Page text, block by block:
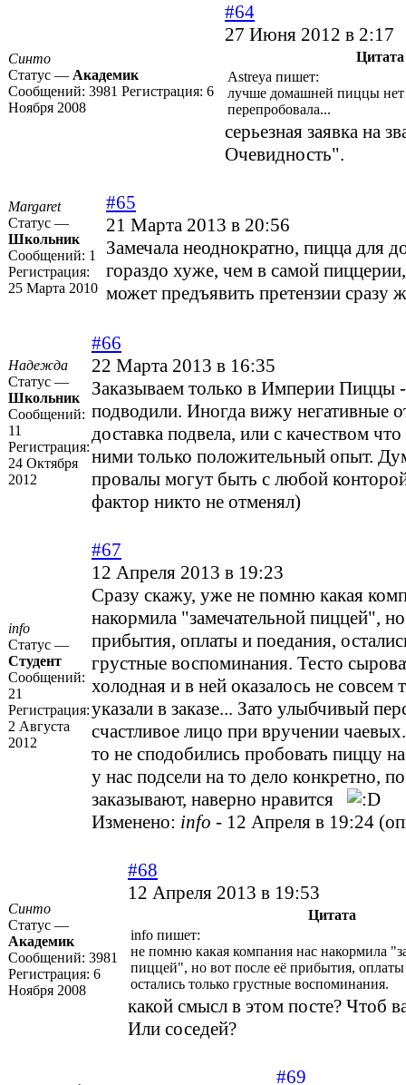
Синто
Статус — Академик
Сообщений: 3981 Регистрация: 6
Ноября 2008
#64
27 Июня 2012 в 2:17
Цитата
Astreya пишет:
лучше домашней пиццы нет
перепробовала...
серьезная заявка на
Очевидность".
Margaret
Статус —
Школьник
Сообщений: 1
Регистрация:
25 Марта 2010
#65
21 Марта 2013 в 20:56
Замечала неоднократно, пицца для
гораздо хуже, чем в самой
может предъявить претензии сразу
Надежда
Статус —
Школьник
Сообщений:
11
Регистрация:
24 Октября
2012
#66
22 Марта 2013 в 16:35
Заказываем только в Империи Пиццы
подводили. Иногда вижу негативные
доставка подвела, или с качеством
ними только положительный опыт.
провалы могут быть с любой
фактор никто не отменял)
info
Статус —
Студент
Сообщений:
21
Регистрация:
2 Августа
2012
#67
12 Апреля 2013 в 19:23
Сразу скажу, уже не помню какая
накормила "замечательной пиццей",
прибытия, оплаты и поедания,
грустные воспоминания. Тесто
холодная и в ней оказалось не совсем
указали в заказе... Зато улыбчивый
счастливое лицо при вручении
то не сподобились пробовать пиццу
у нас подсели на то дело конкретно,
заказывают, наверно нравится
Изменено: info - 12 Апреля в 19:24 (
Синто
Статус —
Академик
Сообщений: 3981
Регистрация: 6
Ноября 2008
#68
12 Апреля 2013 в 19:53
Цитата
info пишет:
не помню какая компания нас накормила
пиццей", но вот после её прибытия,
остались только грустные воспоминания.
какой смысл в этом посте? Чтоб
Или соседей?
#69